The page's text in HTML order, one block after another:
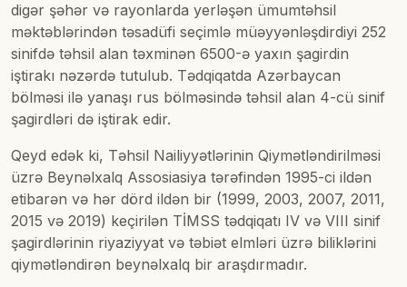
digər şəhər və rayonlarda yerləşən ümumtəhsil
məktəblərindən təsadüfi seçimlə müəyyənləşdirdiyi 252
sinifdə təhsil alan təxminən 6500-ə yaxın şagirdin
iştirakı nəzərdə tutulub. Tədqiqatda Azərbaycan
bölməsi ilə yanaşı rus bölməsində təhsil alan 4-cü sinif
şagirdləri də iştirak edir.
Qeyd edək ki, Təhsil Nailiyyətlərinin Qiymətləndirilməsi
üzrə Beynəlxalq Assosiasiya tərəfindən 1995-ci ildən
etibarən və hər dörd ildən bir (1999, 2003, 2007, 2011,
2015 və 2019) keçirilən TİMSS tədqiqatı IV və VIII sinif
şagirdlərinin riyaziyyat və təbiət elmləri üzrə biliklərini
qiymətləndirən beynəlxalq bir araşdırmadır.